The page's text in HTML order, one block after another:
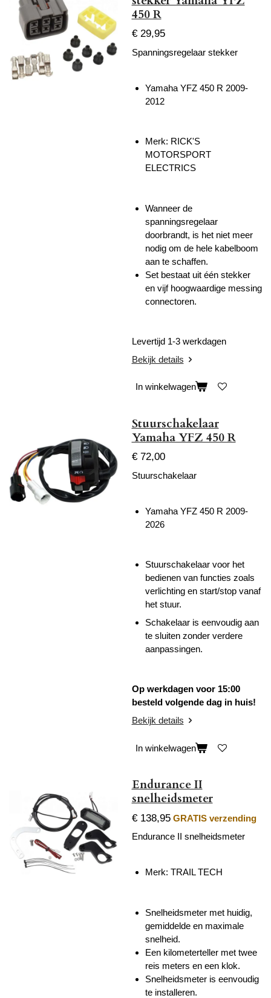
450 R
€ 29,95
Spanningsregelaar stekker
Yamaha YFZ 450 R 2009-
2012
Merk: RICK'S
MOTORSPORT
ELECTRICS
Wanneer de
spanningsregelaar
doorbrandt, is het niet meer
nodig om de hele kabelboom
aan te schaffen.
Set bestaat uit één stekker
en vijf hoogwaardige messing
connectoren.
Levertijd 1-3 werkdagen
Bekijk details
In winkelwagen
Stuurschakelaar
Yamaha YFZ 450 R
€ 72,00
Stuurschakelaar
Yamaha YFZ 450 R 2009-
2026
Stuurschakelaar voor het
bedienen van functies zoals
verlichting en start/stop vanaf
het stuur.
Schakelaar is eenvoudig aan
te sluiten zonder verdere
aanpassingen.
Op werkdagen voor 15:00
besteld volgende dag in huis!
Bekijk details
In winkelwagen
Endurance II
snelheidsmeter
€ 138,95 GRATIS verzending
Endurance II snelheidsmeter
Merk: TRAIL TECH
Snelheidsmeter met huidig,
gemiddelde en maximale
snelheid.
Een kilometerteller met twee
reis meters en een klok.
Snelheidsmeter is eenvoudig
te installeren.